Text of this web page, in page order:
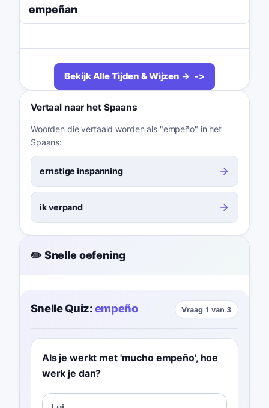
empeñan
Bekijk Alle Tijden & Wijzen →
Vertaal naar het Spaans
Woorden die vertaald worden als "empeño" in het
Spaans:
ernstige inspanning
ik verpand
✏️ Snelle oefening
Snelle Quiz:empeño Vraag 1 van 3
Als je werkt met 'mucho empeño', hoe
werk je dan?